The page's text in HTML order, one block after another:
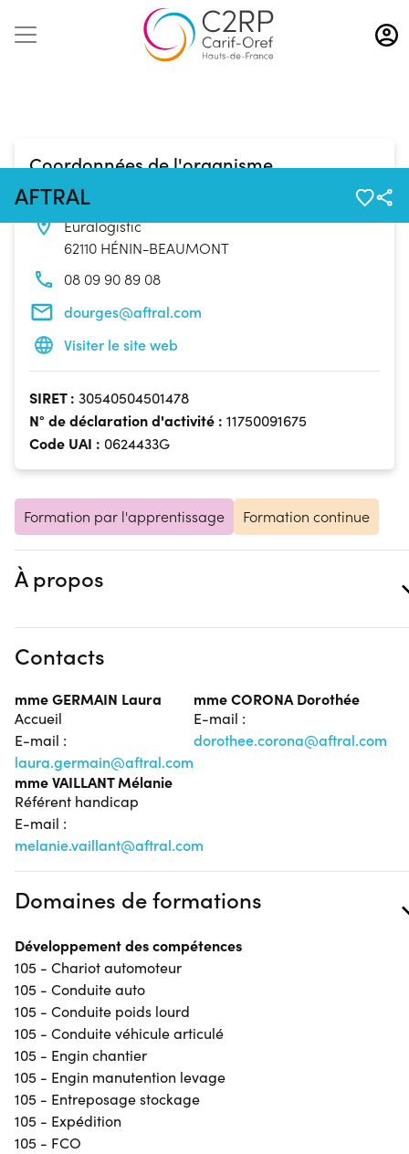
Aller
au
contenu
AFTRAL
Coordonnées de l'organisme
622 Rue des Hauts de France Campus
Euralogistic
62110 HÉNIN-BEAUMONT
08 09 90 89 08
dourges@aftral.com
Visiter le site web
SIRET : 30540504501478
N° de déclaration d'activité : 11750091675
Code UAI : 0624433G
Formation par l'apprentissage Formation continue
À propos
Contacts
mme GERMAIN Laura
Accueil
E-mail :
laura.germain@aftral.com
mme CORONA Dorothée
E-mail :
dorothee.corona@aftral.com
mme VAILLANT Mélanie
Référent handicap
E-mail :
melanie.vaillant@aftral.com
Domaines de formations
Développement des compétences
105 - Chariot automoteur
105 - Conduite auto
105 - Conduite poids lourd
105 - Conduite véhicule articulé
105 - Engin chantier
105 - Engin manutention levage
105 - Entreposage stockage
105 - Expédition
105 - FCO